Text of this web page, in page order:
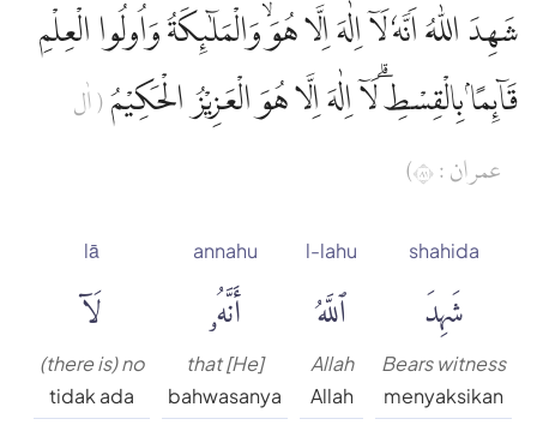
شَهِدَ اللّٰهُ اَنَّهٗ لَآ اِلٰهَ اِلَّا هُوَۙ وَالْمَلٰۤىِٕكَةُ وَاُولُوا الْعِلْمِ
قَاۤىِٕمًاۢ بِالْقِسْطِۗ لَآ اِلٰهَ اِلَّا هُوَ الْعَزِيْزُ الْحَكِيْمُ ( اٰل
عمران : ١٨)
shahida
شَهِدَ
Bears witness
menyaksikan
l-lahu
ٱللَّهُ
Allah
Allah
annahu
أَنَّهُۥ
that [He]
bahwasanya
lā
لَآ
(there is) no
tidak ada